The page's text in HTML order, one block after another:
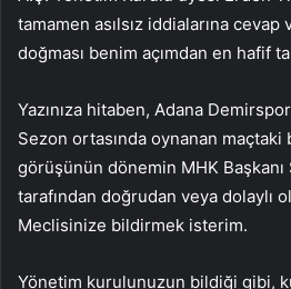
tamamen asılsız iddialarına cevap
doğması benim açımdan en hafif
Yazınıza hitaben, Adana
Sezon ortasında oynanan
görüşünün dönemin MHK Başkanı
tarafından doğrudan veya dolaylı
Meclisinize bildirmek isterim.
Yönetim kurulunuzun bildiği gibi,